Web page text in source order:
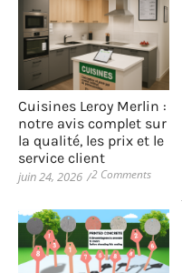
Cuisines Leroy Merlin :
notre avis complet sur
la qualité, les prix et le
service client
juin 24, 2026 /2 Comments